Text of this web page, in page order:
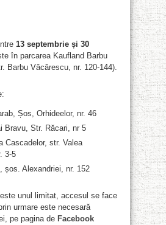
13 septembrie și 30
în parcarea Kaufland Barbu
Barbu Văcărescu, nr. 120-144).
Șos, Orhideelor, nr. 46
Bravu, Str. Răcari, nr 5
Cascadelor, str. Valea
3-5
șos. Alexandriei, nr. 152
unul limitat, accesul se face
urmare este necesară
pe pagina de Facebook